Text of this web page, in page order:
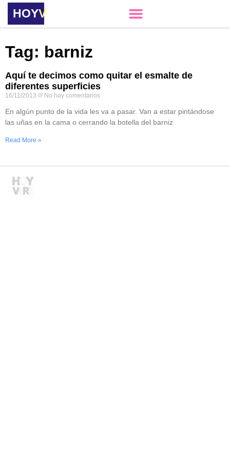
HOYVERE
Tag: barniz
Aquí te decimos como quitar el esmalte de
diferentes superficies
16/11/2013 No hay comentarios
En algún punto de la vida les va a pasar. Van a estar pintándose
las uñas en la cama o cerrando la botella del barniz
Read More »